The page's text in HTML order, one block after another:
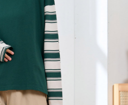
提供之「AFTEE先享後付」服務完成之交
個人資料，並將交易相關給付款項請求債
覽以下網址：
定代理人或監護人之同意方可使用
申辦者引起之損失，本公司不負相關責
將依據個別帳號之用戶狀況，依本公司即
有額度不足之情形，本公司將視審查結果
)
以上)免運費
)
以上)免運費